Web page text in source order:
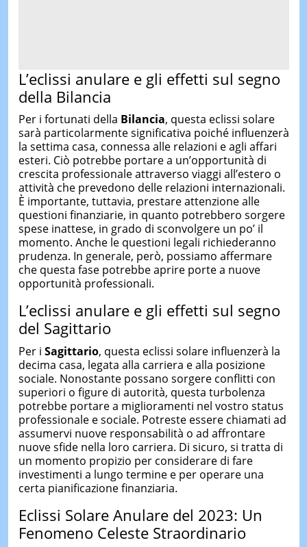
L’eclissi anulare e gli effetti sul segno
della Bilancia
Per i fortunati della Bilancia, questa eclissi solare
sarà particolarmente significativa poiché influenzerà
la settima casa, connessa alle relazioni e agli affari
esteri. Ciò potrebbe portare a un’opportunità di
crescita professionale attraverso viaggi all’estero o
attività che prevedono delle relazioni internazionali.
È importante, tuttavia, prestare attenzione alle
questioni finanziarie, in quanto potrebbero sorgere
spese inattese, in grado di sconvolgere un po’ il
momento. Anche le questioni legali richiederanno
prudenza. In generale, però, possiamo affermare
che questa fase potrebbe aprire porte a nuove
opportunità professionali.
L’eclissi anulare e gli effetti sul segno
del Sagittario
Per i Sagittario, questa eclissi solare influenzerà la
decima casa, legata alla carriera e alla posizione
sociale. Nonostante possano sorgere conflitti con
superiori o figure di autorità, questa turbolenza
potrebbe portare a miglioramenti nel vostro status
professionale e sociale. Potreste essere chiamati ad
assumervi nuove responsabilità o ad affrontare
nuove sfide nella loro carriera. Di sicuro, si tratta di
un momento propizio per considerare di fare
investimenti a lungo termine e per operare una
certa pianificazione finanziaria.
Eclissi Solare Anulare del 2023: Un
Fenomeno Celeste Straordinario